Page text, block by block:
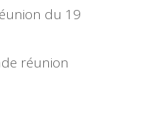
du 19
réunion